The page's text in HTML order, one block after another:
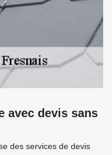
avec devis sans
des services de devis